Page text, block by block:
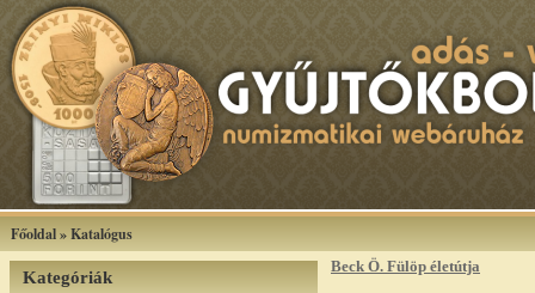
Főoldal»Katalógus
Kategóriák
Beck Ö. Fülöp életútja